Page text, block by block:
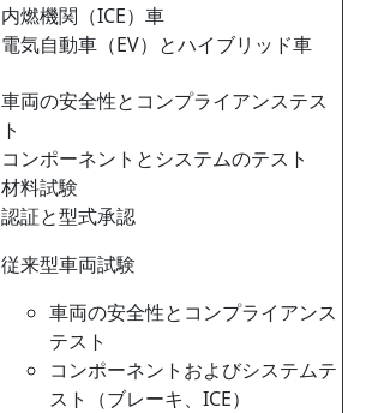
内燃機関（ICE）車
電気自動車（EV）とハイブリッド車
車両の安全性とコンプライアンステス
ト
コンポーネントとシステムのテスト
材料試験
認証と型式承認
従来型車両試験
車両の安全性とコンプライアンス
テスト
コンポーネントおよびシステムテ
スト（ブレーキ、ICE）